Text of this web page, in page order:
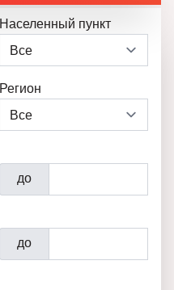
Населенный пункт
Регион
до
до